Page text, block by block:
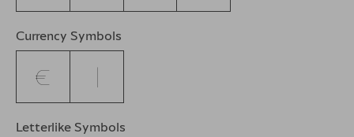
Currency Symbols
€ ₵
Letterlike Symbols